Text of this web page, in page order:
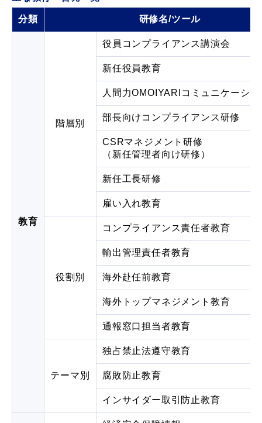
分類 研修名/ツール
教育
階層別
役員コンプライアンス講演会
新任役員教育
人間力OMOIYARIコミュニケーシ
部長向けコンプライアンス研修
CSRマネジメント研修
（新任管理者向け研修）
新任工長研修
雇い入れ教育
役割別
コンプライアンス責任者教育
輸出管理責任者教育
海外赴任前教育
海外トップマネジメント教育
通報窓口担当者教育
テーマ別
独占禁止法遵守教育
腐敗防止教育
インサイダー取引防止教育